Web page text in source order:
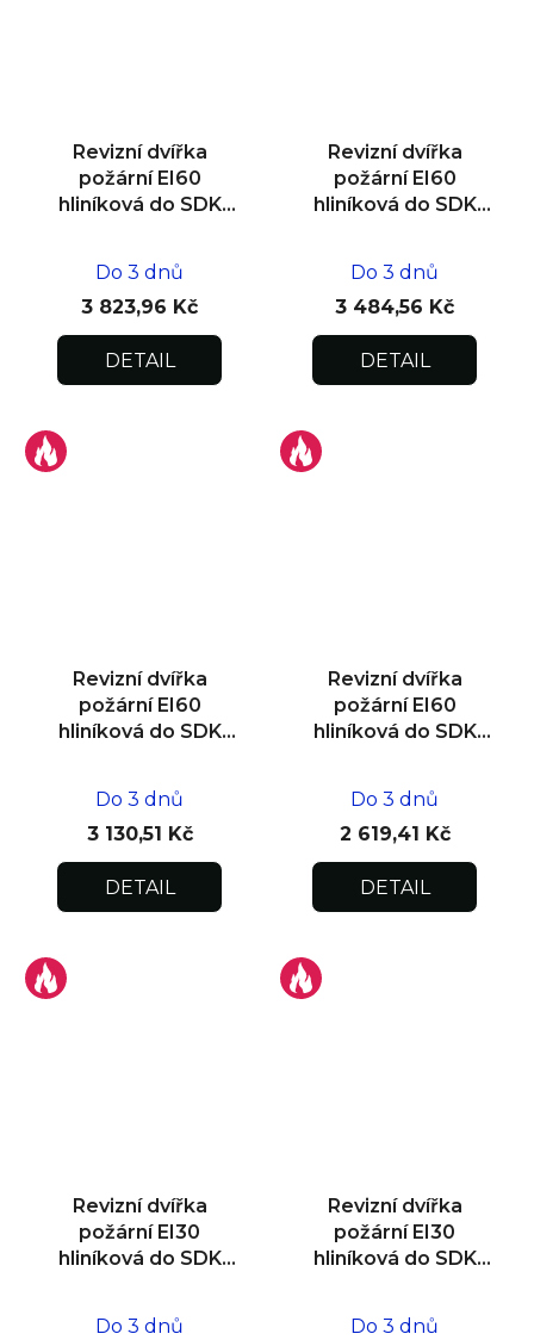
Revizní dvířka
požární EI60
hliníková do SDK
Do 3 dnů
3 823,96 Kč
DETAIL
Revizní dvířka
požární EI60
hliníková do SDK
Do 3 dnů
3 484,56 Kč
DETAIL
Revizní dvířka
požární EI60
hliníková do SDK
Do 3 dnů
3 130,51 Kč
DETAIL
Revizní dvířka
požární EI60
hliníková do SDK
Do 3 dnů
2 619,41 Kč
DETAIL
Revizní dvířka
požární EI30
hliníková do SDK
Do 3 dnů
Revizní dvířka
požární EI30
hliníková do SDK
Do 3 dnů